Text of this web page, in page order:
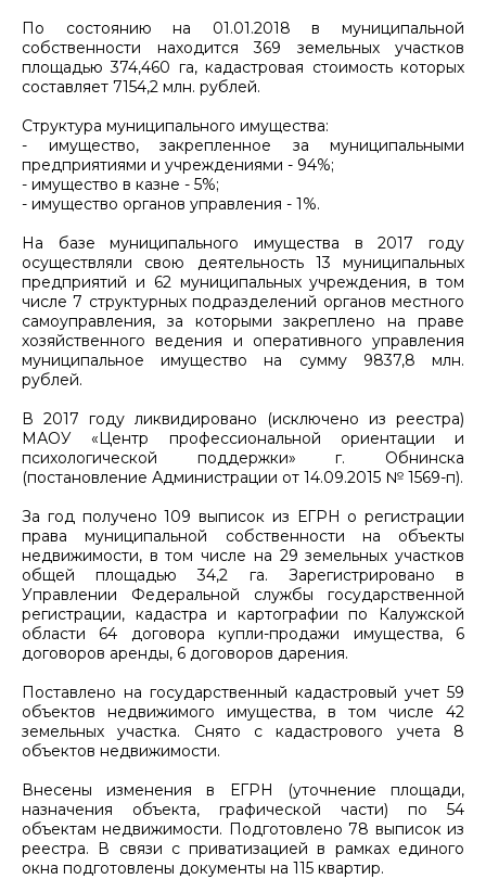
По состоянию на 01.01.2018 в муниципальной
собственности находится 369 земельных участков
площадью 374,460 га, кадастровая стоимость которых
составляет 7154,2 млн. рублей.
Структура муниципального имущества:
- имущество, закрепленное за муниципальными
предприятиями и учреждениями - 94%;
- имущество в казне - 5%;
- имущество органов управления - 1%.
На базе муниципального имущества в 2017 году
осуществляли свою деятельность 13 муниципальных
предприятий и 62 муниципальных учреждения, в том
числе 7 структурных подразделений органов местного
самоуправления, за которыми закреплено на праве
хозяйственного ведения и оперативного управления
муниципальное имущество на сумму 9837,8 млн.
рублей.
В 2017 году ликвидировано (исключено из реестра)
МАОУ «Центр профессиональной ориентации и
психологической поддержки» г. Обнинска
(постановление Администрации от 14.09.2015 № 1569-п).
За год получено 109 выписок из ЕГРН о регистрации
права муниципальной собственности на объекты
недвижимости, в том числе на 29 земельных участков
общей площадью 34,2 га. Зарегистрировано в
Управлении Федеральной службы государственной
регистрации, кадастра и картографии по Калужской
области 64 договора купли-продажи имущества, 6
договоров аренды, 6 договоров дарения.
Поставлено на государственный кадастровый учет 59
объектов недвижимого имущества, в том числе 42
земельных участка. Снято с кадастрового учета 8
объектов недвижимости.
Внесены изменения в ЕГРН (уточнение площади,
назначения объекта, графической части) по 54
объектам недвижимости. Подготовлено 78 выписок из
реестра. В связи с приватизацией в рамках единого
окна подготовлены документы на 115 квартир.